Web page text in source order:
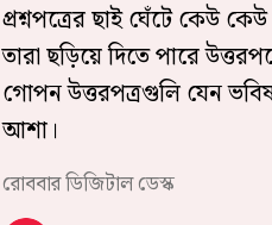
প্রশ্নপত্রের ছাই ঘেঁটে কেউ
তারা ছড়িয়ে দিতে পারে
গোপন উত্তরপত্রগুলি যেন
আশা।
রোববার ডিজিটাল ডেস্ক